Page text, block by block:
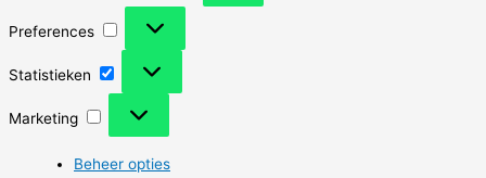
Preferences
Statistieken
Marketing
Beheer opties